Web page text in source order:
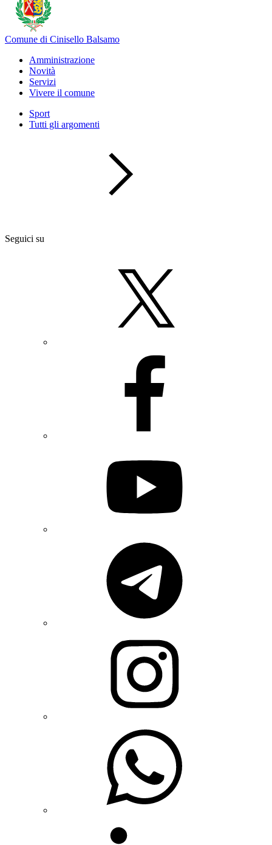
Comune di Cinisello Balsamo
Amministrazione
Novità
Servizi
Vivere il comune
Sport
Tutti gli argomenti
Seguici su